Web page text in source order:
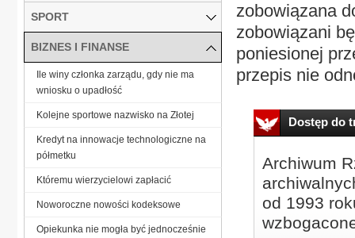
zobowiązana
zobowiązani
poniesionej
przepis nie
Dostęp do
Archiwum
od 1993
SPORT
BIZNES I FINANSE
Ile winy członka zarządu, gdy nie ma
wniosku o upadłość
Kolejne sportowe nazwisko na Złotej
Kredyt na innowacje technologiczne na
półmetku
Któremu wierzycielowi zapłacić
Noworoczne nowości kodeksowe
Opiekunka nie mogła być jednocześnie